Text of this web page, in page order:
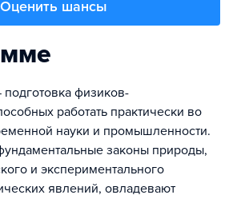
Оценить шансы
физиков-
работать практически во
науки и промышленности.
законы природы,
и экспериментального
явлений, овладевают